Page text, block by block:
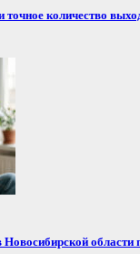
точное количество
области